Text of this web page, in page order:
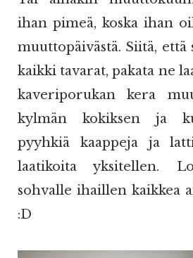
ihan pimeä, koska ihan
muuttopäivästä. Siitä, että
kaikki tavarat, pakata ne
kaveriporukan kera
kylmän kokiksen ja
pyyhkiä kaappeja ja
laatikoita yksitellen.
sohvalle ihaillen kaikkea
:D